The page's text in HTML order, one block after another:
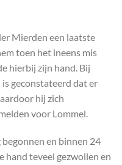
Mierden een laatste
toen het ineens mis
hierbij zijn hand. Bij
geconstateerd dat er
hij zich
voor Lommel.
begonnen en binnen 24
hand teveel gezwollen en